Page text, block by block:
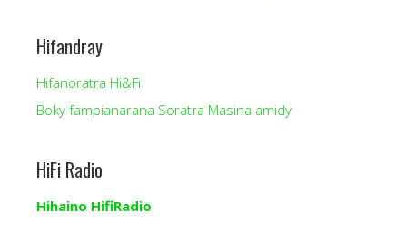
Hifandray
Hifanoratra Hi&Fi
Boky fampianarana Soratra Masina amidy
HiFi Radio
Hihaino HifiRadio